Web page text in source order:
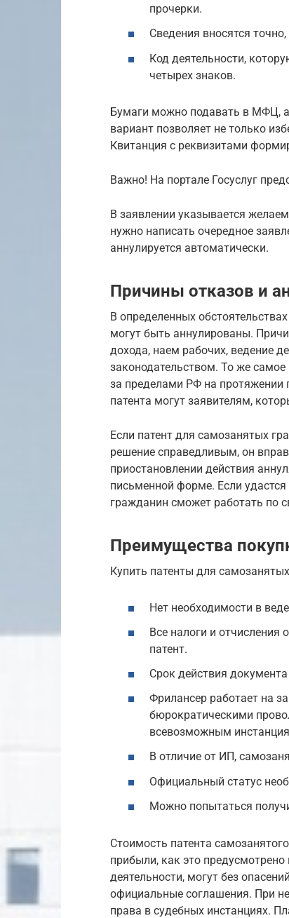
прочерки.
Сведения вносятся
Код деятельности,
четырех знаков.
Бумаги можно подавать в МФЦ,
вариант позволяет не только
Квитанция с реквизитами
Важно! На портале Госуслуг
В заявлении указывается
нужно написать очередное
аннулируется автоматически.
Причины отказов и
В определенных
могут быть аннулированы.
дохода, наем рабочих, ведение
законодательством. То же
за пределами РФ на протяжении
патента могут заявителям,
Если патент для самозанятых
решение справедливым, он
приостановлении действия
письменной форме. Если
гражданин сможет работать по
Преимущества
Купить патенты для
Нет необходимости в
Все налоги и отчисления
патент.
Срок действия
Фрилансер работает на
бюрократическими
всевозможным
В отличие от ИП,
Официальный статус
Можно попытаться
Стоимость патента
прибыли, как это
деятельности, могут без
официальные соглашения. При
права в судебных инстанциях.